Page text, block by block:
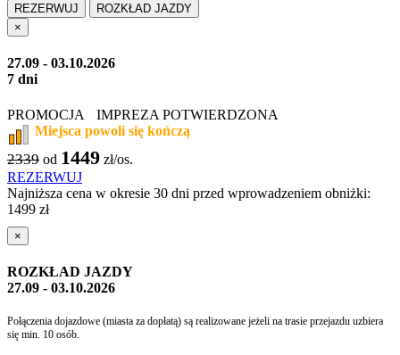
REZERWUJ
ROZKŁAD JAZDY
×
27.09 - 03.10.2026
7 dni
PROMOCJA
IMPREZA POTWIERDZONA
Miejsca powoli się kończą
2339 od 1449 zł/os.
REZERWUJ
Najniższa cena w okresie 30 dni przed wprowadzeniem obniżki:
1499 zł
×
ROZKŁAD JAZDY
27.09 - 03.10.2026
Połączenia dojazdowe (miasta za dopłatą) są realizowane jeżeli na trasie przejazdu uzbiera
się min. 10 osób.